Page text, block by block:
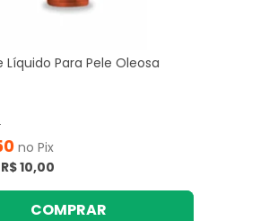
Líquido Para Pele Oleosa
no Pix
R$ 10,00
COMPRAR